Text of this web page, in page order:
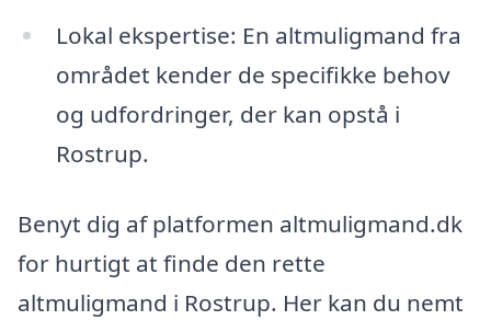
Lokal ekspertise: En altmuligmand fra
området kender de specifikke behov
og udfordringer, der kan opstå i
Rostrup.
Benyt dig af platformen altmuligmand.dk
for hurtigt at finde den rette
altmuligmand i Rostrup. Her kan du nemt